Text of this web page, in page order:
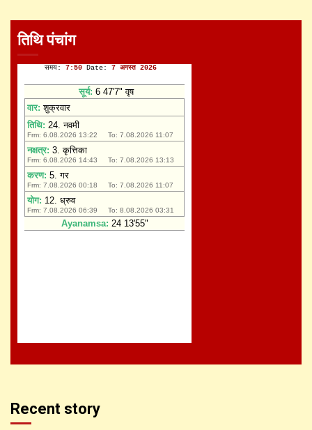
तिथि पंचांग
Recent story